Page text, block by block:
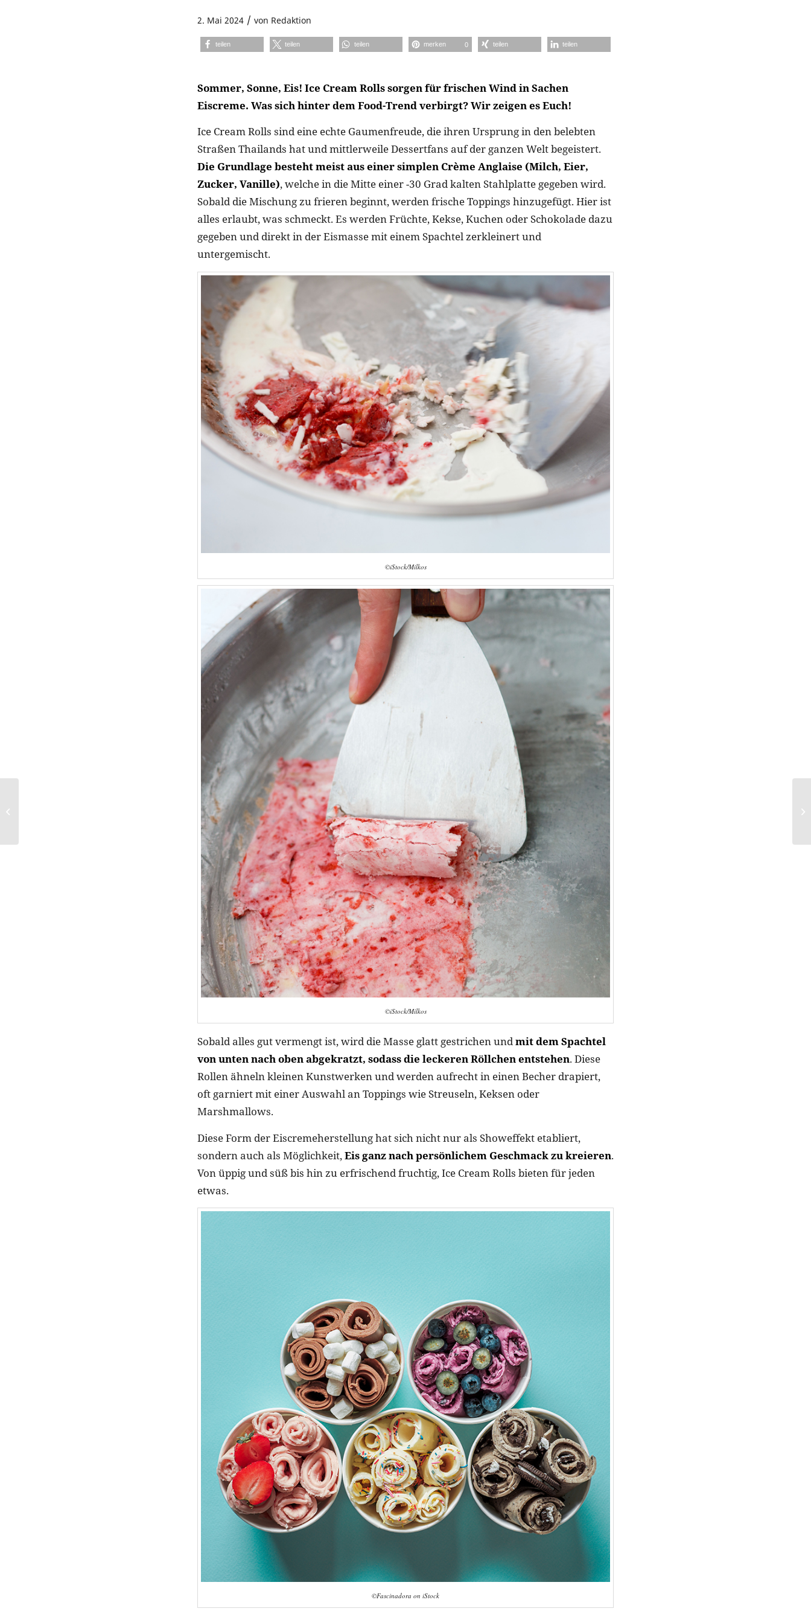
2. Mai 2024 / von Redaktion
teilen teilen teilen merken 0 teilen teilen
Sommer, Sonne, Eis! Ice Cream Rolls sorgen für frischen Wind in Sachen
Eiscreme. Was sich hinter dem Food-Trend verbirgt? Wir zeigen es Euch!
Ice Cream Rolls sind eine echte Gaumenfreude, die ihren Ursprung in den belebten
Straßen Thailands hat und mittlerweile Dessertfans auf der ganzen Welt begeistert.
Die Grundlage besteht meist aus einer simplen Crème Anglaise (Milch, Eier,
Zucker, Vanille), welche in die Mitte einer -30 Grad kalten Stahlplatte gegeben wird.
Sobald die Mischung zu frieren beginnt, werden frische Toppings hinzugefügt. Hier ist
alles erlaubt, was schmeckt. Es werden Früchte, Kekse, Kuchen oder Schokolade dazu
gegeben und direkt in der Eismasse mit einem Spachtel zerkleinert und
untergemischt.
©iStock/Milkos
©iStock/Milkos
Sobald alles gut vermengt ist, wird die Masse glatt gestrichen undmit dem Spachtel
von unten nach oben abgekratzt, sodass die leckeren Röllchen entstehen. Diese
Rollen ähneln kleinen Kunstwerken und werden aufrecht in einen Becher drapiert,
oft garniert mit einer Auswahl an Toppings wie Streuseln, Keksen oder
Marshmallows.
Diese Form der Eiscremeherstellung hat sich nicht nur als Showeffekt etabliert,
sondern auch als Möglichkeit, Eis ganz nach persönlichem Geschmack zu kreieren.
Von üppig und süß bis hin zu erfrischend fruchtig, Ice Cream Rolls bieten für jeden
etwas.
©Fascinadora on iStock